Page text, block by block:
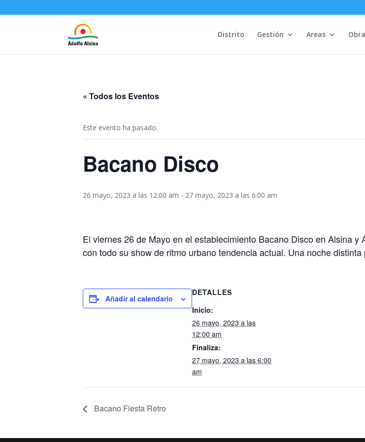
Distrito Gestión Areas
« Todos los Eventos
Este evento ha pasado.
Bacano Disco
26 mayo, 2023 a las 12:00 am - 27 mayo, 2023 a las 6:00 am
El viernes 26 de Mayo en el establecimiento Bacano Disco en Alsina
con todo su show de ritmo urbano tendencia actual. Una noche
Añadir al calendario
DETALLES
Inicio:
26 mayo, 2023 a las
12:00 am
Finaliza:
27 mayo, 2023 a las 6:00
am
Bacano Fiesta Retro